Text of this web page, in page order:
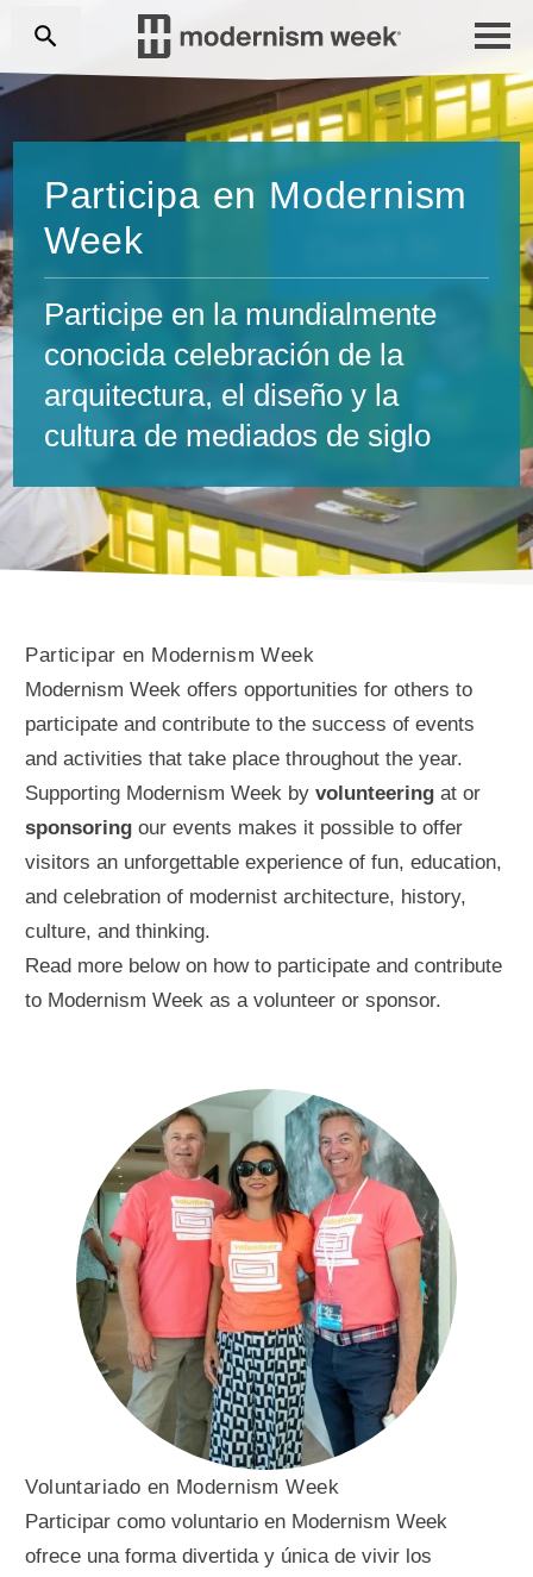
Participa en Modernism
Week
Participe en la mundialmente
conocida celebración de la
arquitectura, el diseño y la
cultura de mediados de siglo
Participar en Modernism Week
Modernism Week offers opportunities for others to
participate and contribute to the success of events
and activities that take place throughout the year.
Supporting Modernism Week byvolunteering at or
sponsoring our events makes it possible to offer
visitors an unforgettable experience of fun, education,
and celebration of modernist architecture, history,
culture, and thinking.
Read more below on how to participate and contribute
to Modernism Week as a volunteer or sponsor.
Voluntariado en Modernism Week
Participar como voluntario en Modernism Week
ofrece una forma divertida y única de vivir los